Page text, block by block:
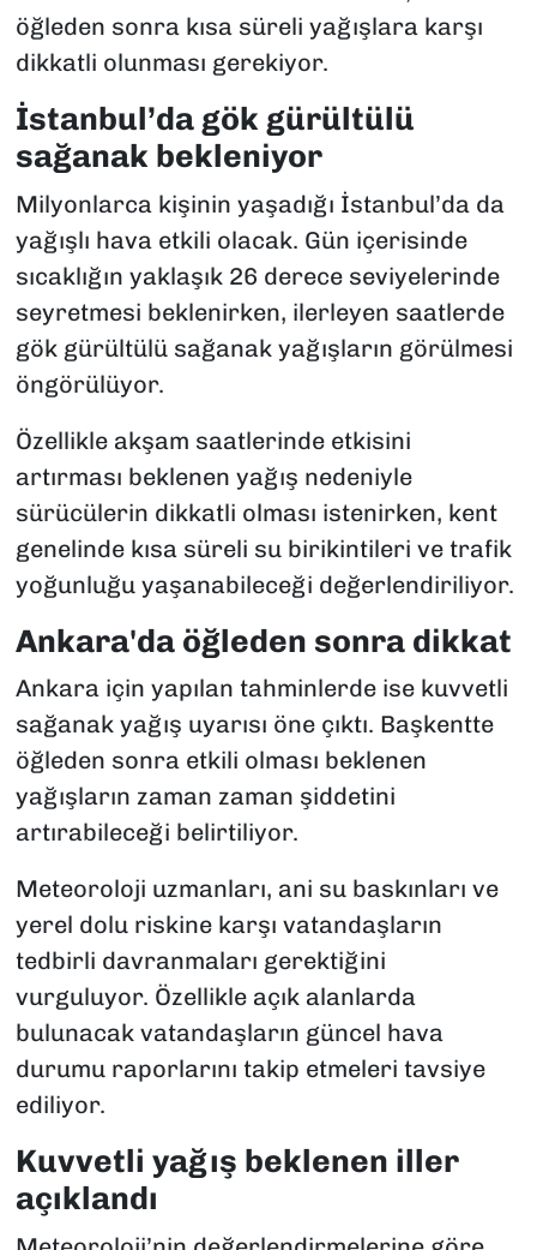
öğleden sonra kısa süreli yağışlara karşı
dikkatli olunması gerekiyor.
İstanbul’da gök gürültülü
sağanak bekleniyor
Milyonlarca kişinin yaşadığı İstanbul’da da
yağışlı hava etkili olacak. Gün içerisinde
sıcaklığın yaklaşık 26 derece seviyelerinde
seyretmesi beklenirken, ilerleyen saatlerde
gök gürültülü sağanak yağışların görülmesi
öngörülüyor.
Özellikle akşam saatlerinde etkisini
artırması beklenen yağış nedeniyle
sürücülerin dikkatli olması istenirken, kent
genelinde kısa süreli su birikintileri ve trafik
yoğunluğu yaşanabileceği değerlendiriliyor.
Ankara'da öğleden sonra dikkat
Ankara için yapılan tahminlerde ise kuvvetli
sağanak yağış uyarısı öne çıktı. Başkentte
öğleden sonra etkili olması beklenen
yağışların zaman zaman şiddetini
artırabileceği belirtiliyor.
Meteoroloji uzmanları, ani su baskınları ve
yerel dolu riskine karşı vatandaşların
tedbirli davranmaları gerektiğini
vurguluyor. Özellikle açık alanlarda
bulunacak vatandaşların güncel hava
durumu raporlarını takip etmeleri tavsiye
ediliyor.
Kuvvetli yağış beklenen iller
açıklandı